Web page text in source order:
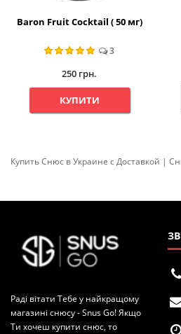
Baron Fruit Cocktail ( 50 мг)
3
250 грн.
КУПИТИ
Купить Cнюс в Украине c Доставкой |
Раді вітати Тебе у найкращому
магазині снюсу - Snus Go! Якщо
Ти хочеш купити снюс, то